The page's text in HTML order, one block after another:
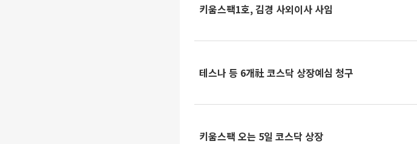
키움스팩1호, 김경 사외이사 사임
테스나 등 6개社 코스닥 상장예심 청구
키움스팩 오는 5일 코스닥 상장